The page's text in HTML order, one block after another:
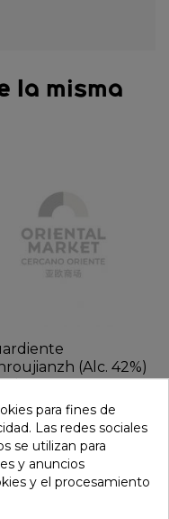
la misma
(Alc. 42%)
€ para fines de
Las redes sociales
se utilizan para
y anuncios
y el procesamiento